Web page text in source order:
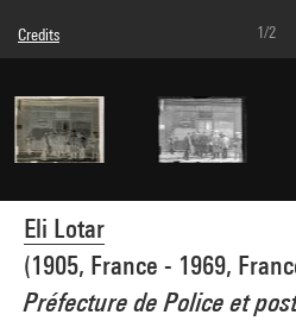
Eli Lotar
(1905, France - 1969,
Préfecture de Police et
Credits
© Eli Lotar
Image reference : 4G33566
Image presentation :
GrandPalaisRmnPhoto
1/2